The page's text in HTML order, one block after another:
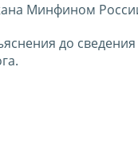
Минфином
до